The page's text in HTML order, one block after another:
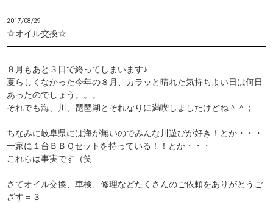
2017/08/29
☆オイル交換☆
８月もあと３日で終ってしまいます♪
夏らしくなかった今年の８月、カラッと晴れた気持ちよい日は何日
あったのでしょう。。。
それでも海、川、琵琶湖とそれなりに満喫しましたけどね＾＾；
ちなみに岐阜県には海が無いのでみんな川遊びが好き！とか・・・
一家に１台ＢＢＱセットを持っている！！とか・・・
これらは事実です（笑
さてオイル交換、車検、修理などたくさんのご依頼をありがとうご
ざす＝３